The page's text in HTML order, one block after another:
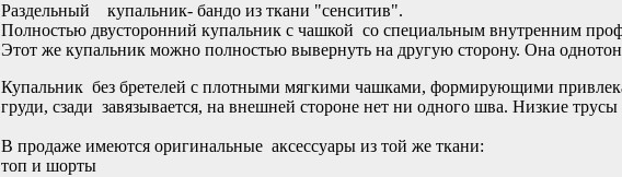
Раздельный купальник- бандо из ткани "сенситив".
Полностью двусторонний купальник с чашкой со специальным внутренним
Этот же купальник можно полностью вывернуть на другую сторону. Она
Купальник без бретелей с плотными мягкими чашками, формирующими
груди, сзади завязывается, на внешней стороне нет ни одного шва. Низкие трусы
В продаже имеются оригинальные аксессуары из той же ткани:
топ и шорты